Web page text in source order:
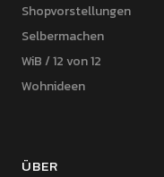
Shopvorstellungen
Selbermachen
WiB / 12 von 12
Wohnideen
ÜBER